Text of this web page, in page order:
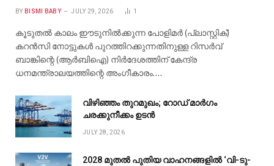
BY BISMI BABY JULY 29, 2026 1
കൂടുതൽ കാലം ഈടുനിൽക്കുന്ന പോളിമർ (പ്ലാസ്റ്റിക്)
കറൻസി നോട്ടുകൾ പുറത്തിറക്കുന്നതിനുള്ള റിസർവ്
ബാങ്കിന്റെ (ആർബിഐ) നിർദേശത്തിന് കേന്ദ്ര
ധനമന്ത്രാലയത്തിന്റെ അംഗീകാരം.…
വിഴിഞ്ഞം തുറമുഖം; റോഡ് മാർഗം
ചരക്കുനീക്കം ഉടൻ
JULY 28, 2026
2028 മുതൽ പുതിയ വാഹനങ്ങളിൽ ‘വി-ടു-